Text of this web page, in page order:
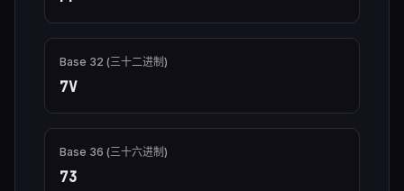
Base 32 (三十二进制)
7V
Base 36 (三十六进制)
73